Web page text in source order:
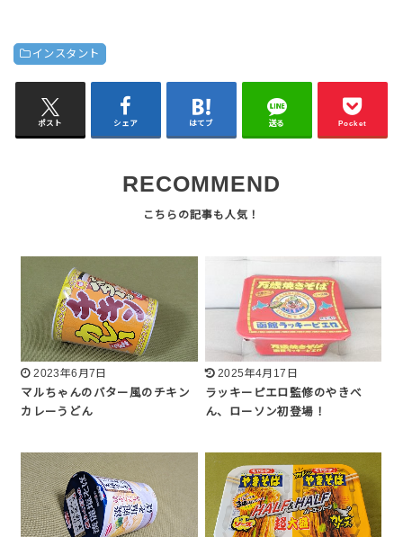
インスタント
ポスト シェア はてブ 送る Pocket
RECOMMEND
2023年6月7日
マルちゃんのバター風のチキン
カレーうどん
2025年4月17日
ラッキーピエロ監修のやきべ
ん、ローソン初登場！